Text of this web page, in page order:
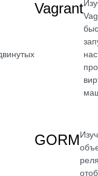
Vagrant
GORM